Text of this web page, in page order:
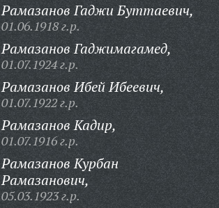
Рамазанов Гаджи Буттаевич,
01.06.1918 г.р.
Рамазанов Гаджимагамед,
01.07.1924 г.р.
Рамазанов Ибей Ибеевич,
01.07.1922 г.р.
Рамазанов Кадир,
01.07.1916 г.р.
Рамазанов Курбан
Рамазанович,
05.03.1923 г.р.